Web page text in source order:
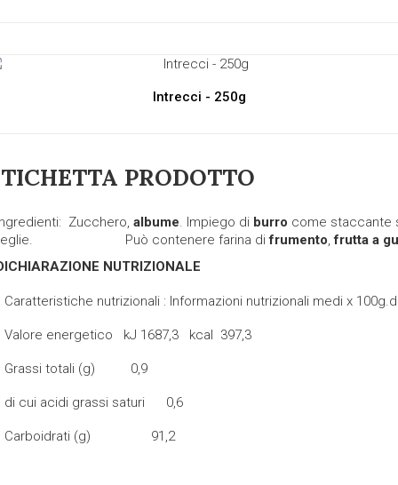
Intrecci - 250g
PRODOTTO
: Zucchero, albume. Impiego di burro come staccante
Può contenere farina difrumento, frutta a
NUTRIZIONALE
Caratteristiche nutrizionali : Informazioni nutrizionali medi x
Valore energetico kJ 1687,3 kcal 397,3
Grassi totali (g) 0,9
di cui acidi grassi saturi 0,6
Carboidrati (g)